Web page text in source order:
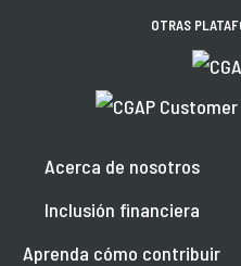
OTRAS
Acerca de nosotros
Inclusión financiera
Aprenda cómo contribuir